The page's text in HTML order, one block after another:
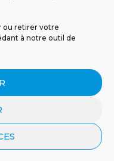
ou retirer votre
à notre outil de
BLOG
DE CONFIDENTIALITÉ